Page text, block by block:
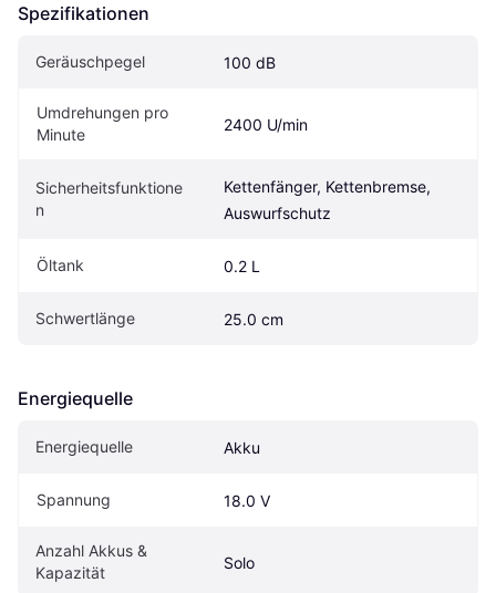
Spezifikationen
Geräuschpegel 100 dB
Umdrehungen pro
Minute
2400 U/min
Sicherheitsfunktione
n
Kettenfänger, Kettenbremse,
Auswurfschutz
Öltank 0.2 L
Schwertlänge 25.0 cm
Energiequelle
Energiequelle Akku
Spannung 18.0 V
Anzahl Akkus &
Kapazität
Solo